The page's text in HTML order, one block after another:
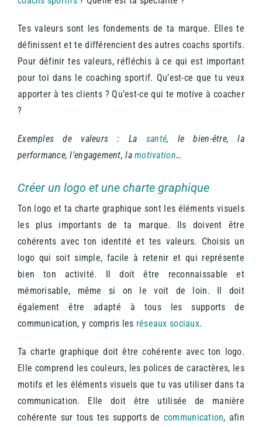
Tes valeurs sont les fondements de ta marque. Elles te
définissent et te différencient des autres coachs sportifs.
Pour définir tes valeurs, réfléchis à ce qui est important
pour toi dans le coaching sportif. Qu’est-ce que tu veux
apporter à tes clients ? Qu’est-ce qui te motive à coacher
?
Exemples de valeurs : La santé, le bien-être, la
performance, l’engagement, lamotivation…
Créer un logo et une charte graphique
Ton logo et ta charte graphique sont les éléments visuels
les plus importants de ta marque. Ils doivent être
cohérents avec ton identité et tes valeurs. Choisis un
logo qui soit simple, facile à retenir et qui représente
bien ton activité. Il doit être reconnaissable et
mémorisable, même si on le voit de loin. Il doit
également être adapté à tous les supports de
communication, y compris les réseaux sociaux.
Ta charte graphique doit être cohérente avec ton logo.
Elle comprend les couleurs, les polices de caractères, les
motifs et les éléments visuels que tu vas utiliser dans ta
communication. Elle doit être utilisée de manière
cohérente sur tous tes supports de communication, afin